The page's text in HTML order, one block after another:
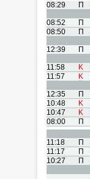
08:29
П
08:52 П
08:50
П
12:39 П
11:58 K
11:57
K
12:35 П
10:48
K
10:47
K
08:00
П
11:18 П
11:17
П
10:27
П